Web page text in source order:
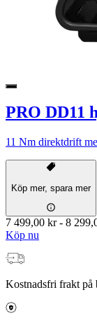
PRO DD11
11 Nm direktdrift
Köp mer, spara mer
7 499,00 kr- 8
Köp nu
Kostnadsfri frakt på